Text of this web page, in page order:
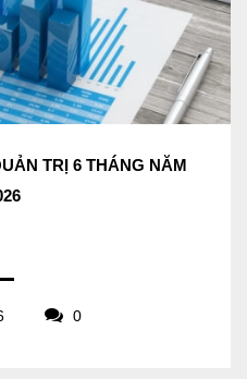
TRỊ 6 THÁNG NĂM
0